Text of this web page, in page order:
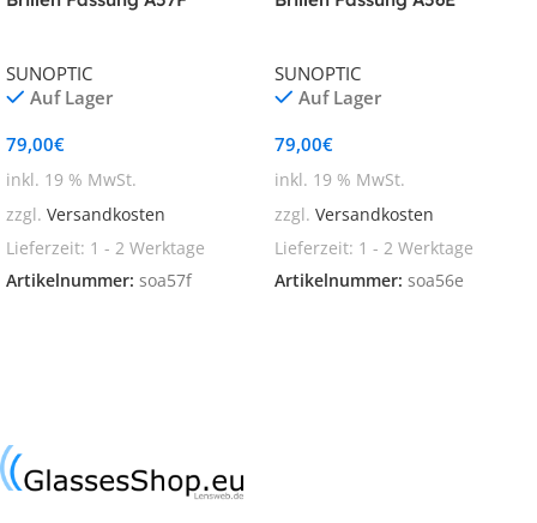
SUNOPTIC
Auf Lager
79,00€
inkl. 19 % MwSt.
zzgl. Versandkosten
Lieferzeit: 1 - 2 Werktage
Artikelnummer: soa57f
SUNOPTIC
Auf Lager
79,00€
inkl. 19 % MwSt.
zzgl. Versandkosten
Lieferzeit: 1 - 2 Werktage
Artikelnummer: soa56e